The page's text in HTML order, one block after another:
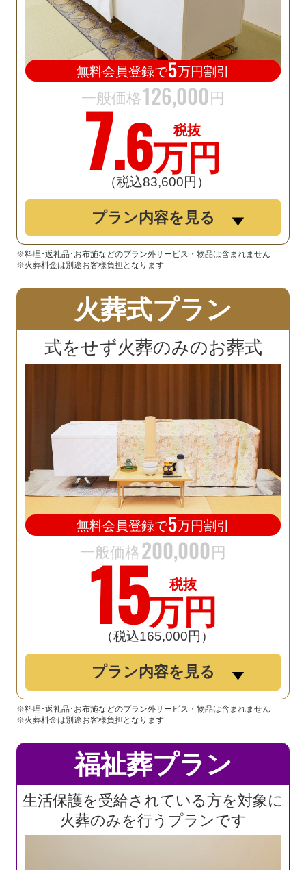
無料会員登録で5万円割引
一般価格126,000 円
7.6万円
税抜
（税込83,600円）
プラン内容を見る
※料理･返礼品･お布施などのプラン外サービス・物品は含まれません
※火葬料金は別途お客様負担となります
火葬式プラン
式をせず火葬のみのお葬式
無料会員登録で5万円割引
一般価格200,000 円
15万円
税抜
（税込165,000円）
プラン内容を見る
※料理･返礼品･お布施などのプラン外サービス・物品は含まれません
※火葬料金は別途お客様負担となります
福祉葬プラン
生活保護を受給されている方を対象に
火葬のみを行うプランです